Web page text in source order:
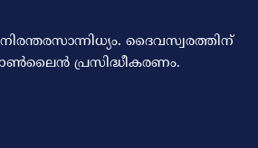
ദൈവസ്വരത്തിന്‌
പ്രസിദ്ധീകരണം.